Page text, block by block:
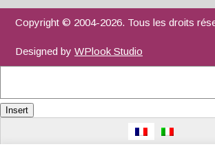
Copyright © 2004-2026. Tous les droits
Designed byWPlook Studio
Insert